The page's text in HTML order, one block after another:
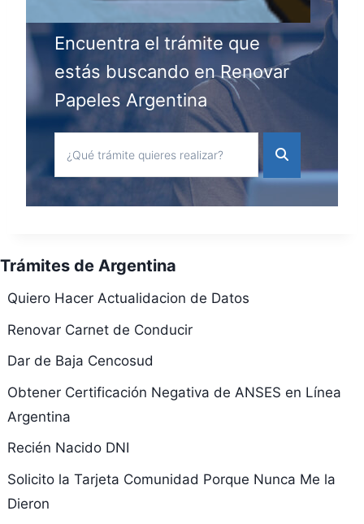
Encuentra el trámite que
estás buscando en Renovar
Papeles Argentina
Trámites de Argentina
Quiero Hacer Actualidacion de Datos
Renovar Carnet de Conducir
Dar de Baja Cencosud
Obtener Certificación Negativa de ANSES en Línea
Argentina
Recién Nacido DNI
Solicito la Tarjeta Comunidad Porque Nunca Me la
Dieron